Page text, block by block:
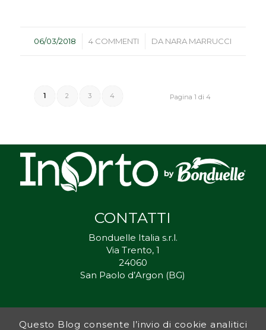
06/03/2018
/ 4 COMMENTI
/ DA NARA MARRUCCI
Pagina 1 di 4
1 2 3 4
CONTATTI
Bonduelle Italia s.r.l.
Via Trento, 1
24060
San Paolo d’Argon (BG)
Inorto.org è dal 2011 il punto di riferimento per gli ortisti italiani, e
Questo Blog consente l’invio di cookie analitici